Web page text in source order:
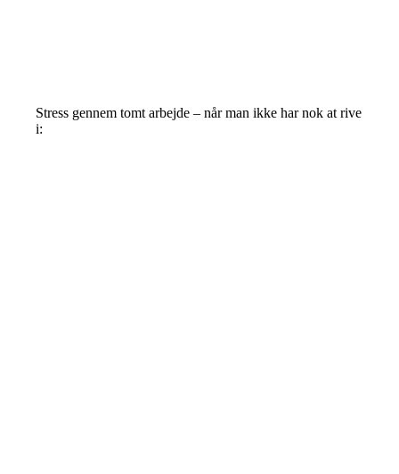
Stress gennem tomt arbejde – når man ikke har nok at rive
i: